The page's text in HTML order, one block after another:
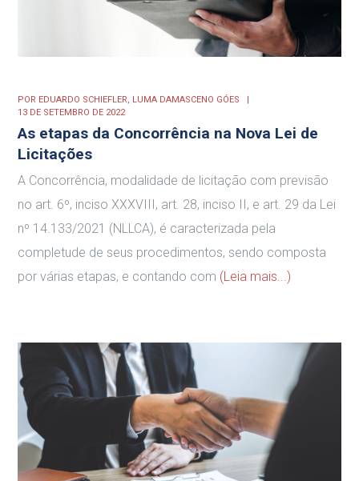
POR EDUARDO SCHIEFLER, LUMA DAMASCENO GÓES
13 DE SETEMBRO DE 2022
As etapas da Concorrência na Nova Lei de
Licitações
A Concorrência, modalidade de licitação com previsão
no art. 6º, inciso XXXVIII, art. 28, inciso II, e art. 29 da Lei
nº 14.133/2021 (NLLCA), é caracterizada pela
completude de seus procedimentos, sendo composta
por várias etapas, e contando com (Leia mais...)